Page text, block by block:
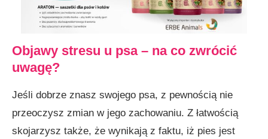
Objawy stresu u psa – na co zwrócić
uwagę?
Jeśli dobrze znasz swojego psa, z pewnością nie
przeoczysz zmian w jego zachowaniu. Z łatwością
skojarzysz także, że wynikają z faktu, iż pies jest